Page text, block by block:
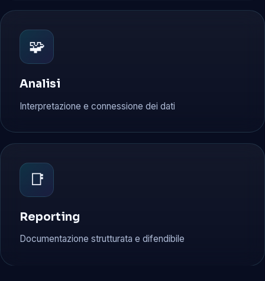
🧩
Analisi
Interpretazione e connessione dei dati
📑
Reporting
Documentazione strutturata e difendibile